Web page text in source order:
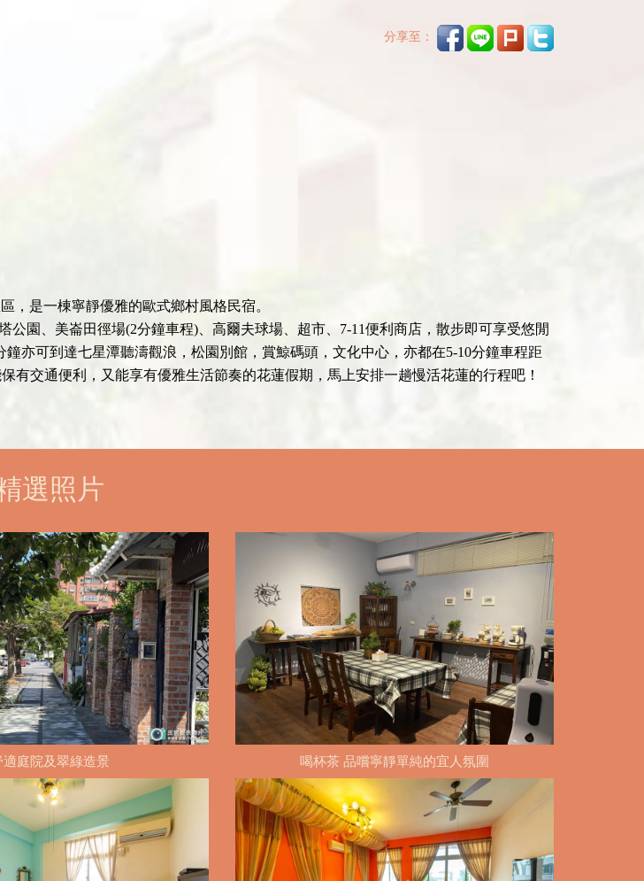
分享至：
，是一棟寧靜優雅的歐式鄉村風格民宿。
園、美崙田徑場(2分鐘車程)、高爾夫球場、超市、7-11便利商店，散步即可享受悠閒
亦可到達七星潭聽濤觀浪，松園別館，賞鯨碼頭，文化中心，亦都在5-10分鐘車程距
交通便利，又能享有優雅生活節奏的花蓮假期，馬上安排一趟慢活花蓮的行程吧！
選照片
適庭院及翠綠造景 喝杯茶 品嚐寧靜單純的宜人氛圍